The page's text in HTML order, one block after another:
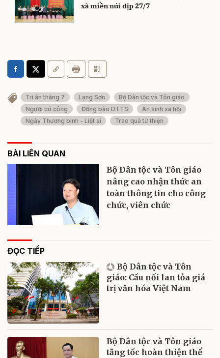
xã miền núi dịp 27/7
Tri ân tháng 7 Lạng Sơn
Bộ Dân tộc và Tôn giáo
Người có công
Đồng bào DTTS
An sinh xã hội
Ngày Thương binh - Liệt sĩ
Trao quà từ thiện
BÀI LIÊN QUAN
Bộ Dân tộc và Tôn giáo
nâng cao nhận thức an
toàn thông tin cho công
chức, viên chức
ĐỌC TIẾP
Bộ Dân tộc và Tôn
giáo: Cầu nối lan tỏa giá
trị văn hóa Việt Nam
Bộ Dân tộc và Tôn giáo
tăng tốc hoàn thiện thể